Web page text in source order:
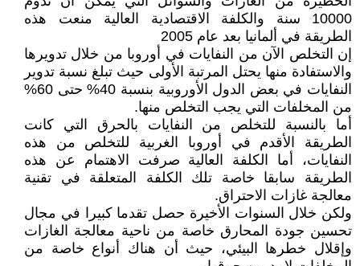
10000 سنة والكلفة الاقتصادية العالية منعت هذه
الطريقة في ألمانيا بعد عام 2005
إن التخلص الآن من النفايات في أوروبا من خلال تدويرها
والاستفادة منها يحتل المرتبة الأولى حيث تبلغ نسبة تدوير
النفايات في بعض الدول الأوروبية بنسبة 40% حتى 60%
من المخلفات التي يجب التخلص منها.
أما بالنسبة للتخلص من النفايات بالحرق التي كانت
الطريقة الأقدم في أوروبا الغربية للتخلص من هذه
النفايات، أما الكلفة العالية صرفت الاهتمام عن هذه
الطريقة سابقا خاصة تلك الكلفة المتعلقة في تقنية
معالجة غازات الاحتراق.
ولكن خلال السنوات الأخيرة حصل تقدما كبيرا في مجال
تحسين جودة المحارق خاصة من ناحية معالجة الغازات
وإقلال خطرها البيئي، حيث أن هناك أنواع خاصة من